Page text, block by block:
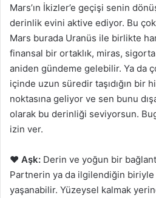
Mars’ın İkizler’e geçişi senin
derinlik evini aktive ediyor. Bu
Mars burada Uranüs ile birlikte
finansal bir ortaklık, miras,
aniden gündeme gelebilir. Ya da
içinde uzun süredir taşıdığın bir
noktasına geliyor ve sen bunu
olarak bu derinliği seviyorsun.
izin ver.
❤️ Aşk: Derin ve yoğun bir
Partnerin ya da ilgilendiğin
yaşanabilir. Yüzeysel kalmak